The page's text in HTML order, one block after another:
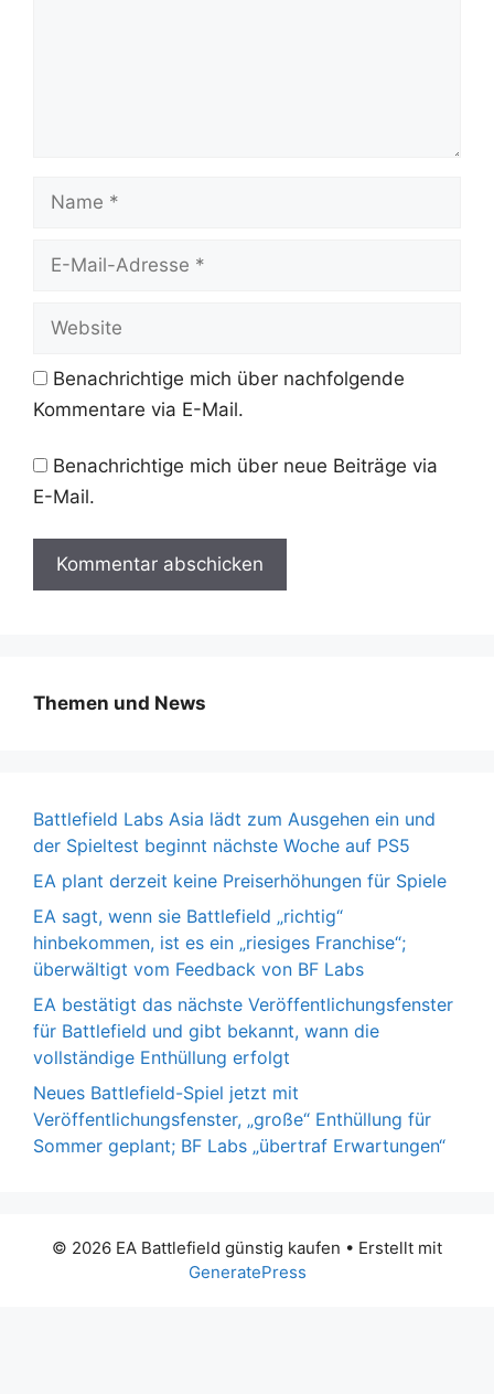
Name
Website
Benachrichtige mich über nachfolgende
Kommentare via E-Mail.
Benachrichtige mich über neue Beiträge via
E-Mail.
Themen und News
Battlefield Labs Asia lädt zum Ausgehen ein und
der Spieltest beginnt nächste Woche auf PS5
EA plant derzeit keine Preiserhöhungen für Spiele
EA sagt, wenn sie Battlefield „richtig“
hinbekommen, ist es ein „riesiges Franchise“;
überwältigt vom Feedback von BF Labs
EA bestätigt das nächste Veröffentlichungsfenster
für Battlefield und gibt bekannt, wann die
vollständige Enthüllung erfolgt
Neues Battlefield-Spiel jetzt mit
Veröffentlichungsfenster, „große“ Enthüllung für
Sommer geplant; BF Labs „übertraf Erwartungen“
© 2026 EA Battlefield günstig kaufen • Erstellt mit
GeneratePress